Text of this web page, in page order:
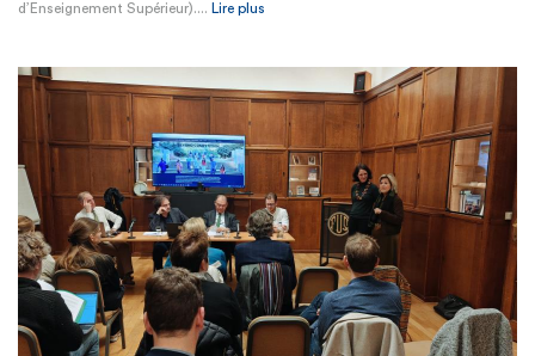
d’Enseignement Supérieur).... Lire plus